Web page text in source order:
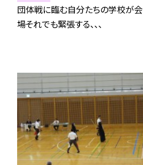
団体戦に臨む自分たちの学校が会
場それでも緊張する、、、